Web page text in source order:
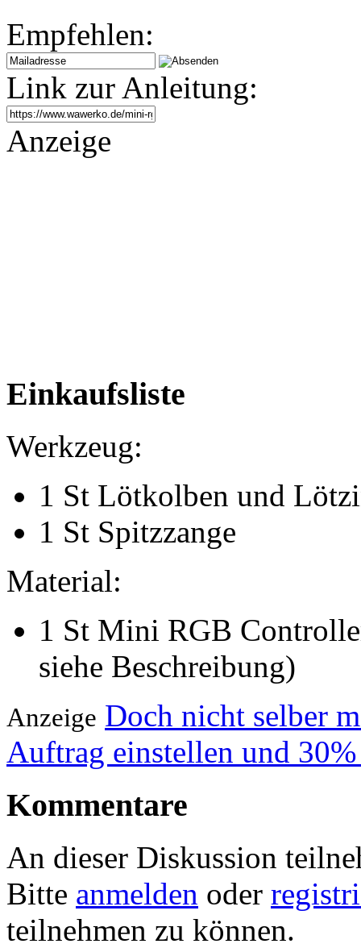
Empfehlen:
Link zur Anleitung:
Anzeige
Einkaufsliste
Werkzeug:
1 St Lötkolben und
1 St Spitzzange
Material:
1 St Mini RGB
siehe Beschreibung)
Anzeige Doch nicht selber
Auftrag einstellen und
Kommentare
An dieser Diskussion
Bitte anmelden oder
teilnehmen zu können.